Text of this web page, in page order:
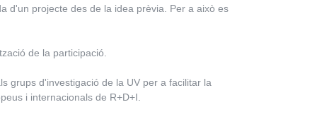
d'un projecte des de la idea prèvia. Per a això es
de la participació.
grups d'investigació de la UV per a facilitar la
i internacionals de R+D+I.